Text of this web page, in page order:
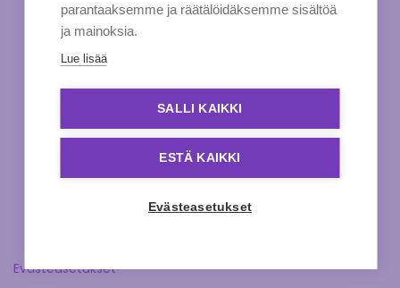
Evästeasetukset
parantaaksemme ja räätälöidäksemme sisältöä
ja mainoksia.
Lue lisää
SALLI KAIKKI
ESTÄ KAIKKI
Evästeasetukset